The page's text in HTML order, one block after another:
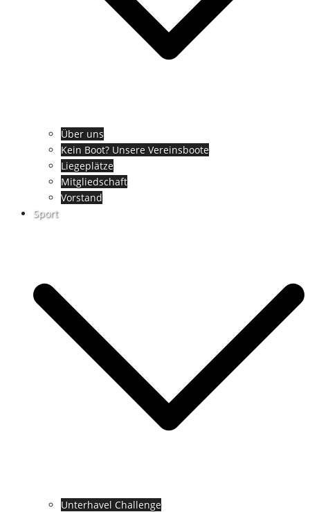
Über uns
Kein Boot? Unsere Vereinsboote
Liegeplätze
Mitgliedschaft
Vorstand
Sport
Unterhavel Challenge